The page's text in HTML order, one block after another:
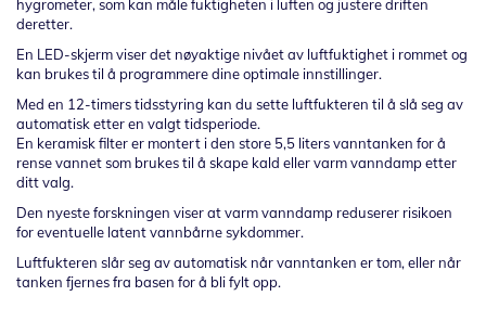
hygrometer, som kan måle fuktigheten i luften og justere driften
deretter.
En LED-skjerm viser det nøyaktige nivået av luftfuktighet i rommet og
kan brukes til å programmere dine optimale innstillinger.
Med en 12-timers tidsstyring kan du sette luftfukteren til å slå seg av
automatisk etter en valgt tidsperiode.
En keramisk filter er montert i den store 5,5 liters vanntanken for å
rense vannet som brukes til å skape kald eller varm vanndamp etter
ditt valg.
Den nyeste forskningen viser at varm vanndamp reduserer risikoen
for eventuelle latent vannbårne sykdommer.
Luftfukteren slår seg av automatisk når vanntanken er tom, eller når
tanken fjernes fra basen for å bli fylt opp.